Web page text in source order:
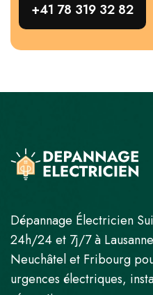
+41 78 319 32 82
Dépannage Électricien
24h/24 et 7j/7 à
Neuchâtel et Fribourg
urgences électriques,